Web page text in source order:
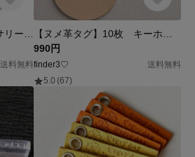
料無料
990円
finder3♡
送料無料
5.0 (67)